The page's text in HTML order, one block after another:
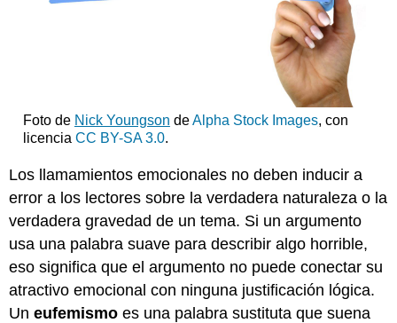
Foto de Nick Youngson deAlpha Stock Images, con
licencia CC BY-SA 3.0.
Los llamamientos emocionales no deben inducir a
error a los lectores sobre la verdadera naturaleza o la
verdadera gravedad de un tema. Si un argumento
usa una palabra suave para describir algo horrible,
eso significa que el argumento no puede conectar su
atractivo emocional con ninguna justificación lógica.
Uneufemismo es una palabra sustituta que suena